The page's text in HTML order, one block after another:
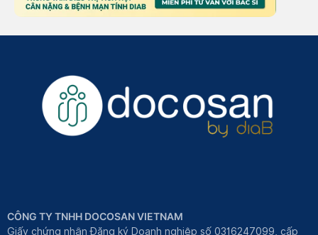
CÔNG TY TNHH DOCOSAN VIETNAM
Giấy chứng nhận Đăng ký Doanh nghiệp số 0316247099, cấp